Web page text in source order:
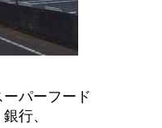
パーフード
行、